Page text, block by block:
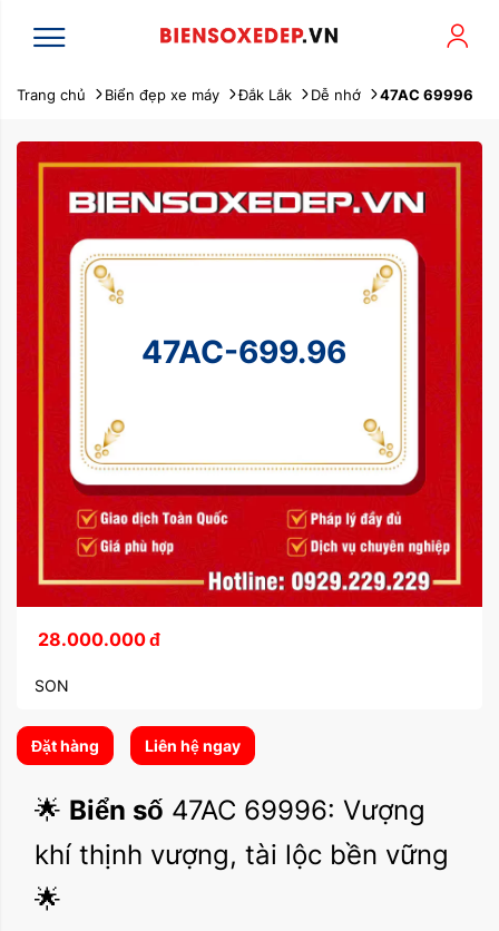
Trang chủ Biển đẹp xe máy Đắk Lắk Dễ nhớ 47AC 69996
47AC-699.96
28.000.000đ
SON
Đặt hàng Liên hệ ngay
🌟 Biển số 47AC 69996: Vượng
khí thịnh vượng, tài lộc bền vững
🌟